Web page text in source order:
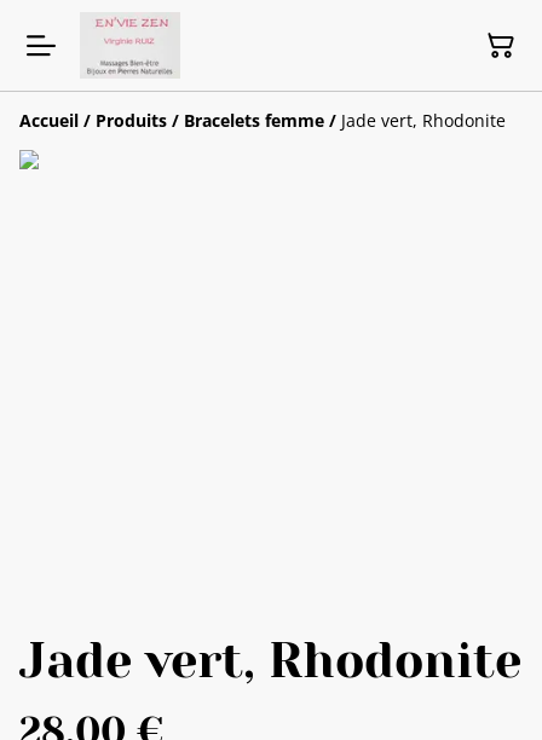
Accueil / Produits / Bracelets femme / Jade vert, Rhodonite
Jade vert, Rhodonite